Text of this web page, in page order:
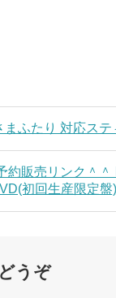
まふたり 対応ステ
約販売リンク＾
初回生産限定
うぞ